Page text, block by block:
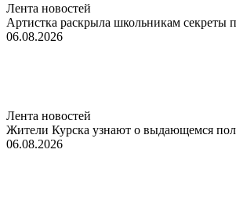
Лента новостей
Артистка раскрыла школьникам секреты
06.08.2026
Лента новостей
Жители Курска узнают о выдающемся
06.08.2026